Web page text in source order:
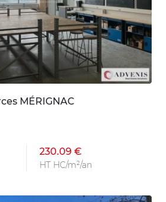
MÉRIGNAC
230.09 €
HT HC/m²/an